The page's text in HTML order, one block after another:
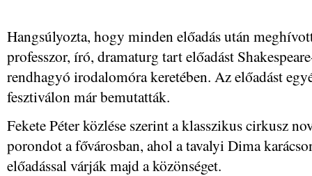
Hangsúlyozta, hogy minden előadás után
professzor, író, dramaturg tart előadást
rendhagyó irodalomóra keretében. Az előadást
fesztiválon már bemutatták.
Fekete Péter közlése szerint a klasszikus cirkusz
porondot a fővárosban, ahol a tavalyi Dima
előadással várják majd a közönséget.